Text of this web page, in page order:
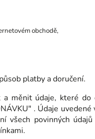
obchodě,
platby a doručení.
měnit údaje, které do
. Údaje uvedené
všech povinných